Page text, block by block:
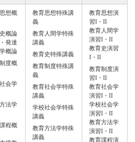
想概
概論
発達
概論
度概
会学
法学
程概
教育思想特殊講
義
教育人間学特殊
講義
教育史特殊講義
教育制度特殊講
義
教育社会学特殊
講義
学校社会学特殊
講義
教育方法学特殊
講義
教育思想演
習I・II
教育人間学
演習I・II
教育史演習
I・II
教育制度演
習I・II
教育社会学
演習I・II
学校社会学
演習I・II
教育方法学
演習I・II
教育課程演